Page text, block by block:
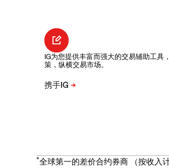
IG为您提供丰富而强大的交易辅助工具
策，纵横交易市场。
*全球第一的差价合约券商 （按收入